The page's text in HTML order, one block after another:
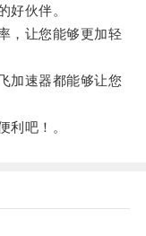
伙伴。
让您能够更加轻
速器都能够让您
吧！。